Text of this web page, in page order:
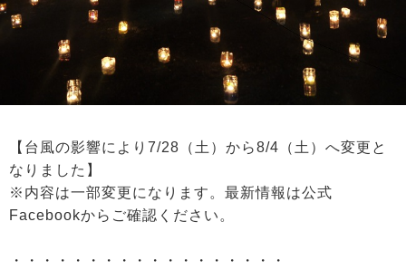
【台風の影響により7/28（土）から8/4（土）へ変更と
なりました】
※内容は一部変更になります。最新情報は公式
Facebookからご確認ください。
・・・・・・・・・・・・・・・・・・